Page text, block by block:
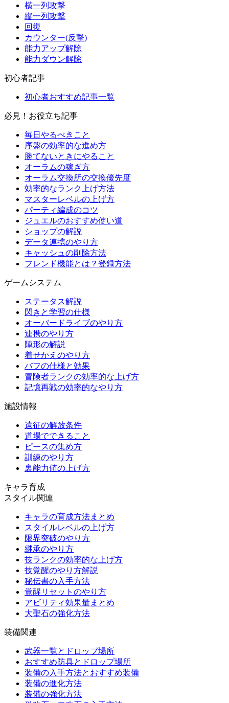
横一列攻撃
縦一列攻撃
回復
カウンター(反撃)
能力アップ解除
能力ダウン解除
初心者記事
初心者おすすめ記事一覧
必見！お役立ち記事
毎日やるべきこと
序盤の効率的な進め方
勝てないときにやること
オーラムの稼ぎ方
オーラム交換所の交換優先度
効率的なランク上げ方法
マスターレベルの上げ方
パーティ編成のコツ
ジュエルのおすすめ使い道
ショップの解説
データ連携のやり方
キャッシュの削除方法
フレンド機能とは？登録方法
ゲームシステム
ステータス解説
閃きと学習の仕様
オーバードライブのやり方
連携のやり方
陣形の解説
着せかえのやり方
バフの仕様と効果
冒険者ランクの効率的な上げ方
記憶再戦の効率的なやり方
施設情報
遠征の解放条件
道場でできること
ピースの集め方
訓練のやり方
裏能力値の上げ方
キャラ育成
スタイル関連
キャラの育成方法まとめ
スタイルレベルの上げ方
限界突破のやり方
継承のやり方
技ランクの効率的な上げ方
技覚醒のやり方解説
秘伝書の入手方法
覚醒リセットのやり方
アビリティ効果量まとめ
大聖石の強化方法
装備関連
武器一覧とドロップ場所
おすすめ防具とドロップ場所
装備の入手方法とおすすめ装備
装備の進化方法
装備の強化方法